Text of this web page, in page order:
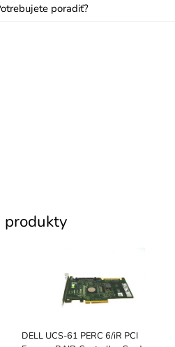
poradiť?
produkty
DELL UCS-61 PERC 6/iR PCI